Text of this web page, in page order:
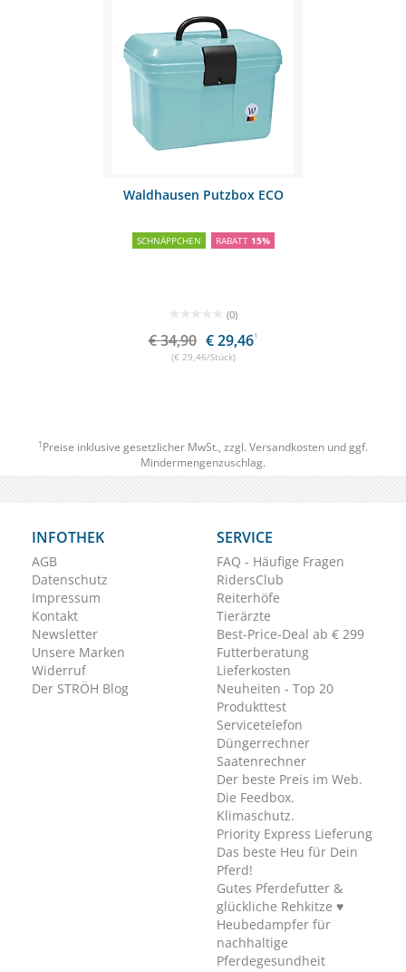
Waldhausen Putzbox ECO
SCHNÄPPCHEN RABATT 15%
(0)
€ 34,90 € 29,461
(€ 29,46/Stück)
1 Preise inklusive gesetzlicher MwSt., zzgl. Versandkosten und ggf.
Mindermengenzuschlag.
INFOTHEK
AGB
Datenschutz
Impressum
Kontakt
Newsletter
Unsere Marken
Widerruf
Der STRÖH Blog
SERVICE
FAQ - Häufige Fragen
RidersClub
Reiterhöfe
Tierärzte
Best-Price-Deal ab € 299
Futterberatung
Lieferkosten
Neuheiten - Top 20
Produkttest
Servicetelefon
Düngerrechner
Saatenrechner
Der beste Preis im Web.
Die Feedbox.
Klimaschutz.
Priority Express Lieferung
Das beste Heu für Dein
Pferd!
Gutes Pferdefutter &
glückliche Rehkitze ♥
Heubedampfer für
nachhaltige
Pferdegesundheit